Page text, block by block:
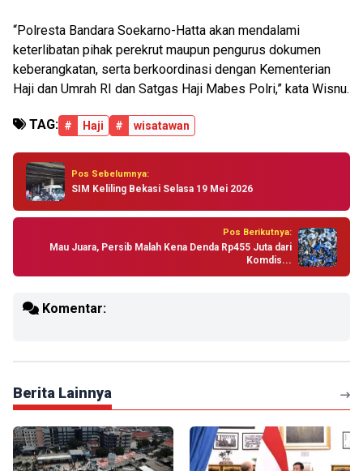
“Polresta Bandara Soekarno-Hatta akan mendalami
keterlibatan pihak perekrut maupun pengurus dokumen
keberangkatan, serta berkoordinasi dengan Kementerian
Haji dan Umrah RI dan Satgas Haji Mabes Polri,” kata Wisnu.
TAG: # Haji # wisatawan
Pos Sebelumnya:
SIM Keliling Bekasi Selasa 19 Mei 2026
Pos Berikutnya:
Mau Juara, Persib Malah Kena Denda Rp455 Juta dari
Komdis...
Komentar:
Berita Lainnya